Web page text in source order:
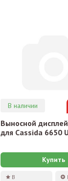
В наличии
Выносной дисплей
для Cassida 6650
Купить
В